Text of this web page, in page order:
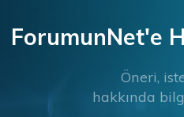
ForumunNet'e
Öneri,
hakkında